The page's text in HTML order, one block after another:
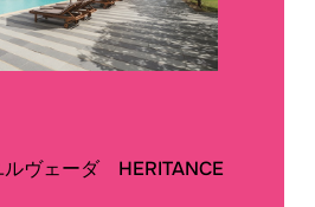
ルヴェーダ HERITANCE